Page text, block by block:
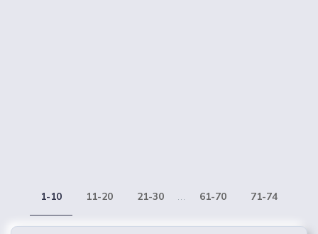
1-10 11-20 21-30 ... 61-70 71-74